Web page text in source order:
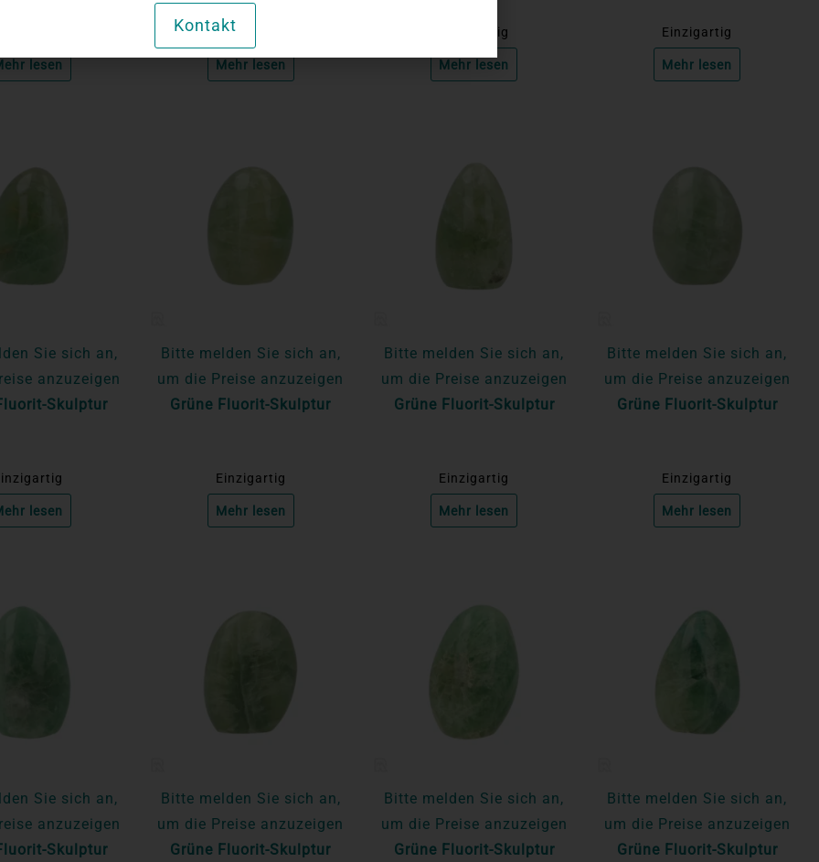
lesen
Einzigartig
Mehr lesen
Einzigartig
Mehr lesen
Einzigartig
Mehr lesen
Sie sich an,
anzuzeigen
Skulptur
lesen
Bitte melden Sie sich an,
um die Preise anzuzeigen
Grüne Fluorit-Skulptur
Einzigartig
Mehr lesen
Bitte melden Sie sich an,
um die Preise anzuzeigen
Grüne Fluorit-Skulptur
Einzigartig
Mehr lesen
Bitte melden Sie sich an,
um die Preise anzuzeigen
Grüne Fluorit-Skulptur
Einzigartig
Mehr lesen
Sie sich an,
anzuzeigen
Skulptur
Bitte melden Sie sich an,
um die Preise anzuzeigen
Grüne Fluorit-Skulptur
Bitte melden Sie sich an,
um die Preise anzuzeigen
Grüne Fluorit-Skulptur
Bitte melden Sie sich an,
um die Preise anzuzeigen
Grüne Fluorit-Skulptur
Kontakt